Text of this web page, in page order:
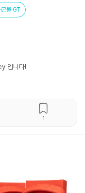
곤볼 GT
입니다!
1